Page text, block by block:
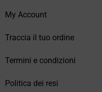
My Account
Traccia il tuo ordine
Termini e condizioni
Politica dei resi